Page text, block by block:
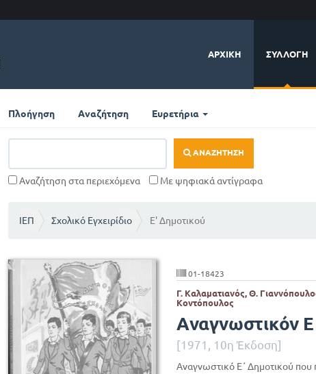
ΑΡΧΙΚΉ ΣΥΛΛΟΓΉ
Πλοήγηση Αναζήτηση Ευρετήρια
ΑΝΑΖΉΤΗΣΗ
Αναζήτηση στα περιεχόμενα Με ψηφιακά αντίγραφα
ΙΕΠ Σχολικό Εγχειρίδιο Ε' Δημοτικού
01-18423
Γ. Καλαματιανός, Θ.
Κοντόπουλος
Αναγνωστικόν
[1971, 10η Έκδοση]
Αναγνωστικό Ε΄ Δημοτικού που